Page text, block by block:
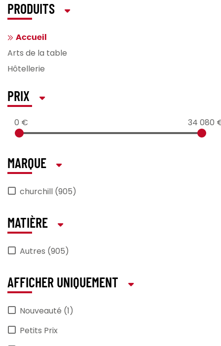
PRODUITS
Accueil
Arts de la table
Hôtellerie
PRIX
0 € 34 080
MARQUE
churchill (905)
MATIÈRE
Autres (905)
AFFICHER UNIQUEMENT
Nouveauté (1)
Petits Prix